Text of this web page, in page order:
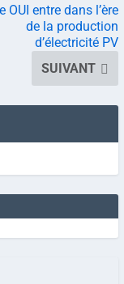
OUI entre dans l’ère
de la production
d’électricité PV
SUIVANT